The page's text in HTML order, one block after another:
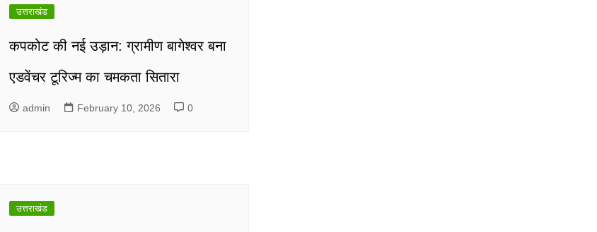
उत्तराखंड
कपकोट की नई उड़ान: ग्रामीण बागेश्वर बना
एडवेंचर टूरिज्म का चमकता सितारा
admin February 10, 2026 0
उत्तराखंड